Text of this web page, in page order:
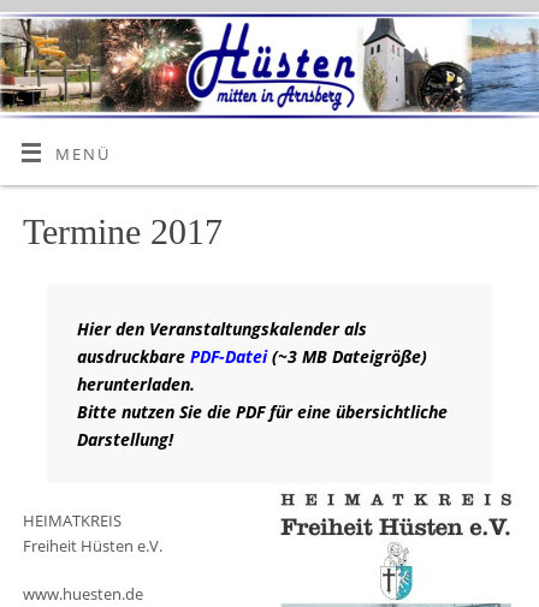
MENÜ
Termine 2017
Hier den Veranstaltungskalender als
ausdruckbarePDF-Datei(~3 MB Dateigröße)
herunterladen.
Bitte nutzen Sie die PDF für eine übersichtliche
Darstellung!
HEIMATKREIS
Freiheit Hüsten e.V.
www.huesten.de